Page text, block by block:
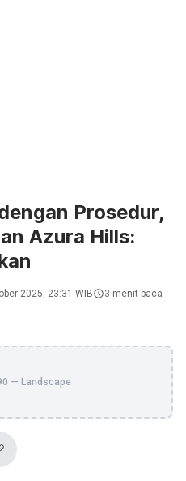
Prosedur,
Azura Hills:
2025, 23:31 WIB
3 menit baca
— Landscape